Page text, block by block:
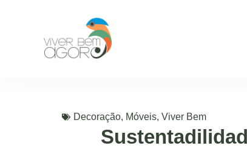
Decoração, Móveis, Viver Bem